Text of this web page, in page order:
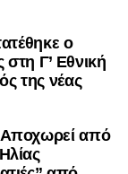
ο
Γ’ Εθνική
της νέας
από